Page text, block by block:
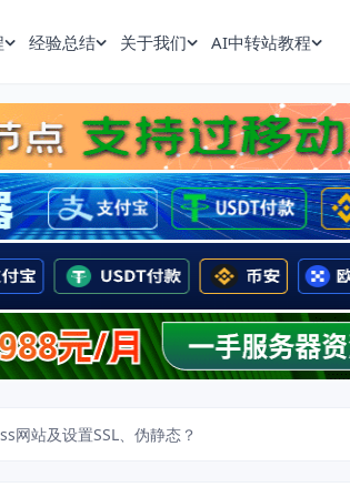
经验总结 关于我们 AI中转站教程
网站及设置SSL、伪静态？